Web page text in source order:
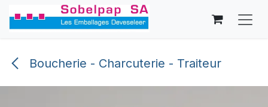
Se rendre au contenu
Boucherie - Charcuterie - Traiteur